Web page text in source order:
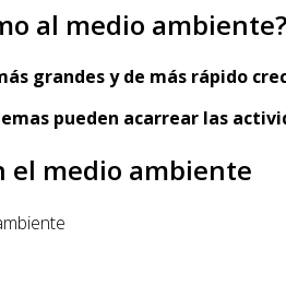
al medio ambiente?
grandes y de más rápido
pueden acarrear las
el medio ambiente